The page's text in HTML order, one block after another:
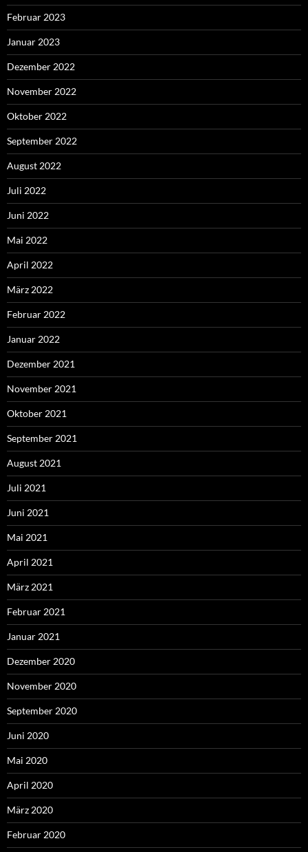
Februar 2023
Januar 2023
Dezember 2022
November 2022
Oktober 2022
September 2022
August 2022
Juli 2022
Juni 2022
Mai 2022
April 2022
März 2022
Februar 2022
Januar 2022
Dezember 2021
November 2021
Oktober 2021
September 2021
August 2021
Juli 2021
Juni 2021
Mai 2021
April 2021
März 2021
Februar 2021
Januar 2021
Dezember 2020
November 2020
September 2020
Juni 2020
Mai 2020
April 2020
März 2020
Februar 2020